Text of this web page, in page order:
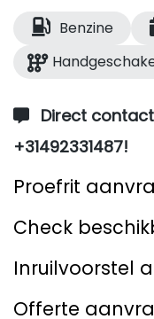
Benzine
Direct
+31492331487!
Proefrit
Check
Inruilvoorstel
Offerte